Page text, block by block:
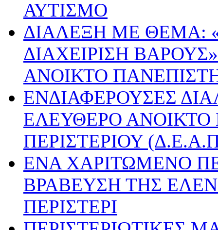
ΑΥΤΙΣΜΟ
ΔΙΑΛΕΞΗ ΜΕ ΘΕΜΑ:
ΔΙΑΧΕΙΡΙΣΗ
ΑΝΟΙΚΤΟ
ΕΝΔΙΑΦΕΡΟΥΣΕΣ
ΕΛΕΥΘΕΡΟ
ΠΕΡΙΣΤΕΡΙΟΥ
ΕΝΑ ΧΑΡΙΤΩΜΕΝΟ
ΒΡΑΒΕΥΣΗ ΤΗΣ
ΠΕΡΙΣΤΕΡΙ